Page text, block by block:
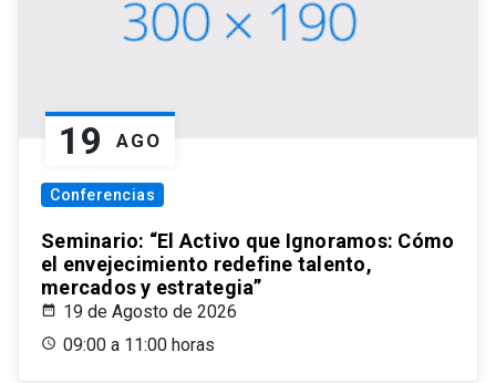
19 AGO
Conferencias
Seminario: “El Activo que Ignoramos: Cómo
el envejecimiento redefine talento,
mercados y estrategia”
19 de Agosto de 2026
09:00 a 11:00 horas